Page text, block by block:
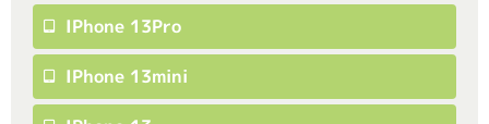
IPhone 13Pro
IPhone 13mini